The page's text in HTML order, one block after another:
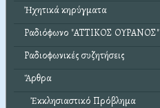
Ἠχητικά κηρύγματα
Ραδιόφωνο "ΑΤΤΙΚΟΣ ΟΥΡΑΝΟΣ"
Ραδιοφωνικές συζητήσεις
Ἄρθρα
Ἐκκλησιαστικό Πρόβλημα